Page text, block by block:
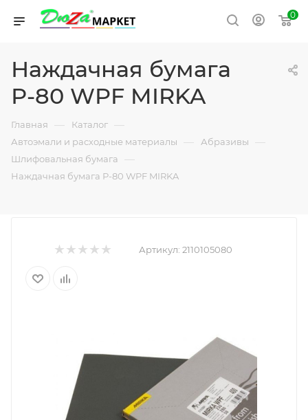
0
Наждачная бумага
Р-80 WPF MIRKA
Главная — Каталог —
Автоэмали и расходные материалы — Абразивы —
Шлифовальная бумага —
Наждачная бумага Р-80 WPF MIRKA
Артикул: 2110105080